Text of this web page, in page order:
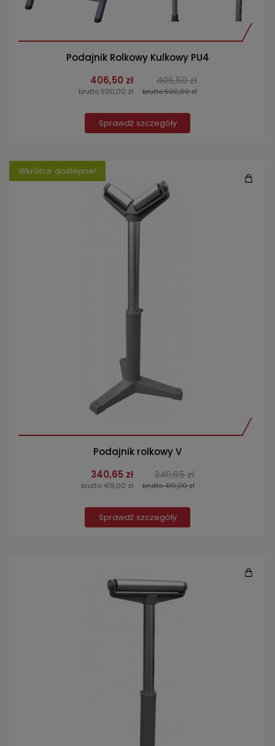
Podajnik Rolkowy Kulkowy PU4
406,50 zł
brutto 500,00 zł
406,50 zł
brutto 500,00 zł
Sprawdź szczegóły
Wkrótce dostepne!
Podajnik rolkowy V
340,65 zł
brutto 419,00 zł
340,65 zł
brutto 419,00 zł
Sprawdź szczegóły